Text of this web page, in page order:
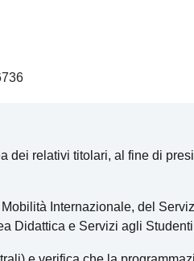
relativi titolari, al fine di
Internazionale, del
Didattica e Servizi agli